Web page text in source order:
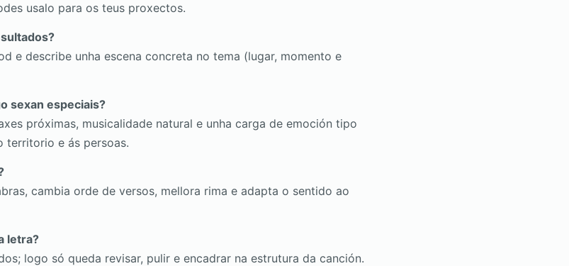
usalo para os teus proxectos.
e describe unha escena concreta no tema (lugar, momento e
sexan especiais?
próximas, musicalidade natural e unha carga de emoción tipo
territorio e ás persoas.
cambia orde de versos, mellora rima e adapta o sentido ao
letra?
logo só queda revisar, pulir e encadrar na estrutura da canción.